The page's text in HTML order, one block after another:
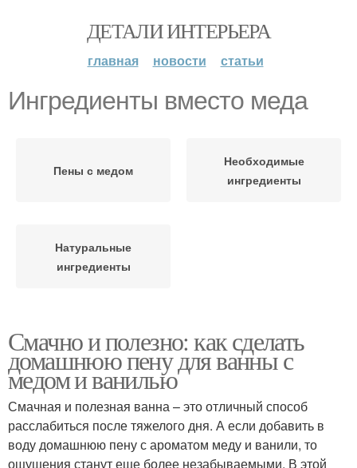
ДЕТАЛИ ИНТЕРЬЕРА
главная новости статьи
Ингредиенты вместо меда
Пены с медом
Необходимые
ингредиенты
Натуральные
ингредиенты
Смачно и полезно: как сделать
домашнюю пену для ванны с
медом и ванилью
Смачная и полезная ванна – это отличный способ
расслабиться после тяжелого дня. А если добавить в
воду домашнюю пену с ароматом меду и ванили, то
ощущения станут еще более незабываемыми. В этой